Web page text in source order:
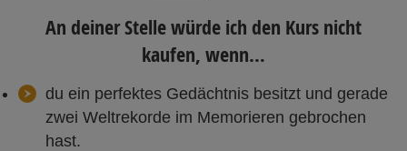
An deiner Stelle würde ich den Kurs nicht
kaufen, wenn…
du ein perfektes Gedächtnis besitzt und gerade
zwei Weltrekorde im Memorieren gebrochen
hast.